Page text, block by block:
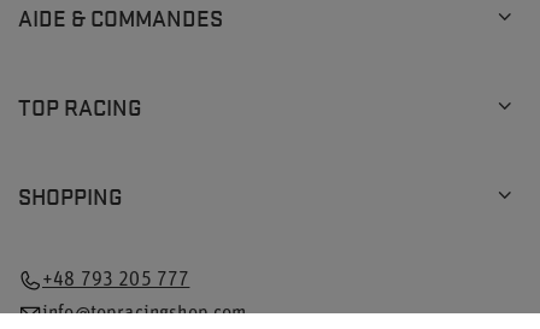
AIDE & COMMANDES
TOP RACING
SHOPPING
+48 793 205 777
info@topracingshop.com